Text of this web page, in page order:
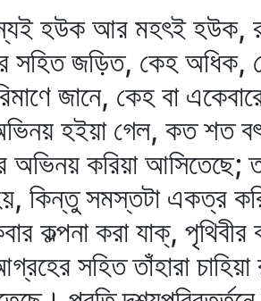
হউক আর মহৎই হউক,
সহিত জড়িত, কেহ অধিক,
জানে, কেহ বা
হইয়া গেল, কত শত
অভিনয় করিয়া
কিন্তু সমস্তটা একত্র
করা যাক্‌, পৃথিবীর
সহিত তাঁহারা